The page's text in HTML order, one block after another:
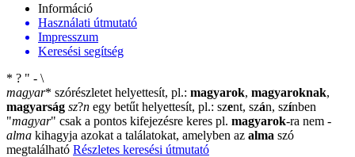
Információ
Használati útmutató
Impresszum
Keresési segítség
* ? " - \
magyar* szórészletet helyettesít, pl.: magyarok, magyaroknak,
magyarság sz?n egy betűt helyettesít, pl.: szent, szán, színben
"magyar" csak a pontos kifejezésre keres pl. magyarok-ra nem -
alma kihagyja azokat a találatokat, amelyben az alma szó
megtalálható Részletes keresési útmutató